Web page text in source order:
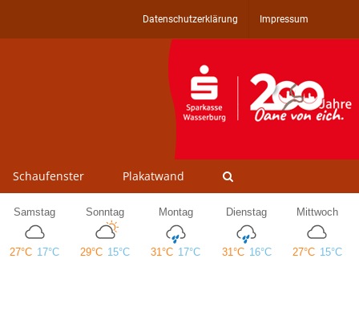
Datenschutzerklärung Impressum
Schaufenster Plakatwand